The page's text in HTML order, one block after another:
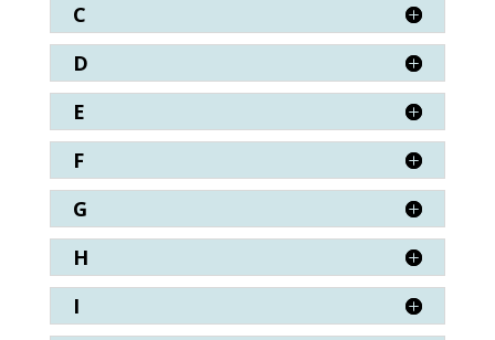
C
D
E
F
G
H
I